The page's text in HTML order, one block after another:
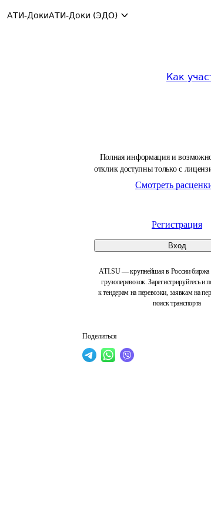
АТИ-ДокиАТИ-Доки (ЭДО)
Как
Полная информация и
отклик доступны только с
Смотреть
Регистрация
Вход
ATI.SU — крупнейшая в России биржа
грузоперевозок. Зарегистрируйтесь и
к тендерам на перевозки, заявкам на
поиск транспорта
Поделиться